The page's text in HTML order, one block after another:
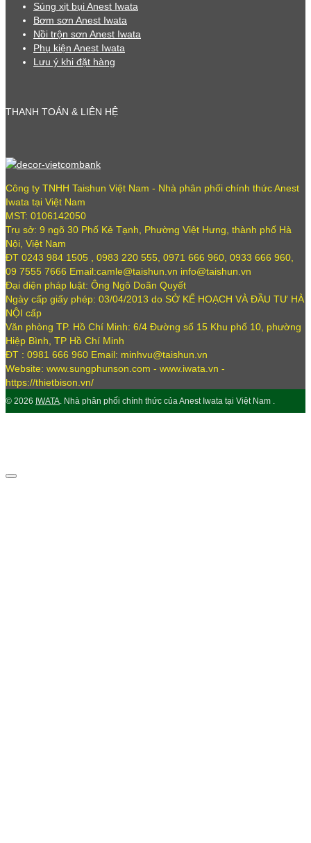
Súng xịt bụi Anest Iwata
Bơm sơn Anest Iwata
Nồi trộn sơn Anest Iwata
Phụ kiện Anest Iwata
Lưu ý khi đặt hàng
THANH TOÁN & LIÊN HỆ
Công ty TNHH Taishun Việt Nam - Nhà phân phối chính thức Anest
Iwata tại Việt Nam
MST: 0106142050
Trụ sở: 9 ngõ 30 Phố Kẻ Tạnh, Phường Việt Hưng, thành phố Hà
Nội, Việt Nam
ĐT 0243 984 1505 , 0983 220 555, 0971 666 960, 0933 666 960,
09 7555 7666 Email:camle@taishun.vn info@taishun.vn
Đại diện pháp luật: Ông Ngô Doãn Quyết
Ngày cấp giấy phép: 03/04/2013 do SỞ KẾ HOẠCH VÀ ĐẦU TƯ HÀ
NỘI cấp
Văn phòng TP. Hồ Chí Minh: 6/4 Đường số 15 Khu phố 10, phường
Hiệp Bình, TP Hồ Chí Minh
ĐT : 0981 666 960 Email: minhvu@taishun.vn
Website: www.sungphunson.com - www.iwata.vn -
https://thietbison.vn/
© 2026 IWATA. Nhà phân phối chính thức của Anest Iwata tại Việt Nam .